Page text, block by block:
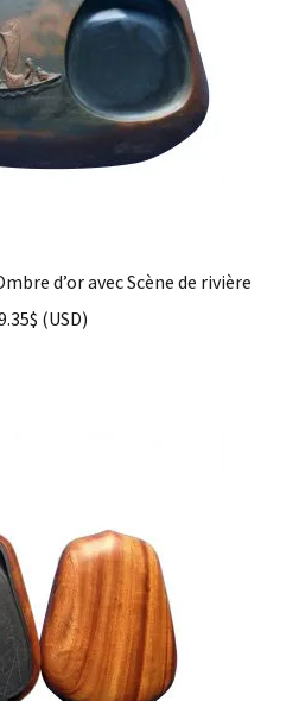
d’or avec Scène de rivière
$ (USD)